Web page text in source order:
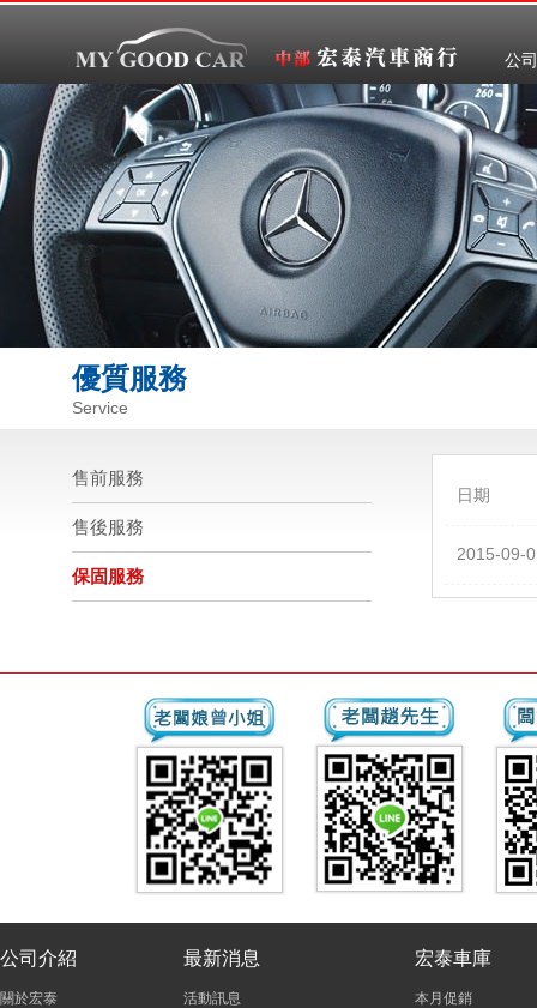
公
優質服務
Service
售前服務
售後服務
保固服務
日期
2015-09-
公司介紹
關於宏泰
最新消息
活動訊息
宏泰車庫
本月促銷